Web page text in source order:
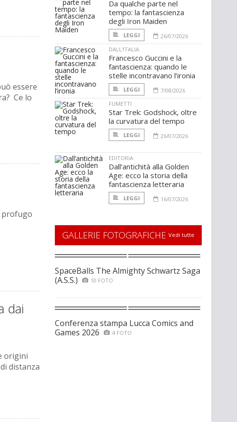
essere
Ce lo
profugo
dai
origini
distanza
Da qualche parte nel
tempo: la fantascienza
degli Iron Maiden
LEGGI
26/07/2026
DALL'ITALIA
Francesco Guccini e la
fantascienza: quando le
stelle incontravano l’ironia
LEGGI
7/08/2026
FUMETTI
Star Trek: Godshock, oltre
la curvatura del tempo
LEGGI 26/07/2026
EDITORIA
Dall’antichità alla Golden
Age: ecco la storia della
fantascienza letteraria
LEGGI 16/07/2026
GALLERIE FOTOGRAFICHE Vedi tutte
SpaceBalls The Almighty Schwartz Saga
(A.S.S.)
10 FOTO
Conferenza stampa Lucca Comics and
Games 2026
4 FOTO